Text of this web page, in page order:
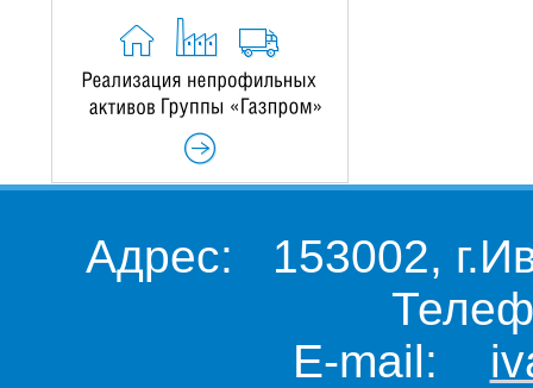
Адрес: 153002,
E-mail: